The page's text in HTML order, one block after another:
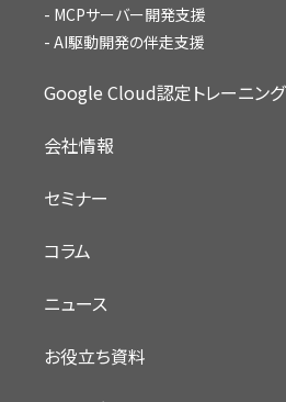
MCPサーバー開発支援
AI駆動開発の伴走支援
Google Cloud認定トレーニング
会社情報
セミナー
コラム
ニュース
お役立ち資料